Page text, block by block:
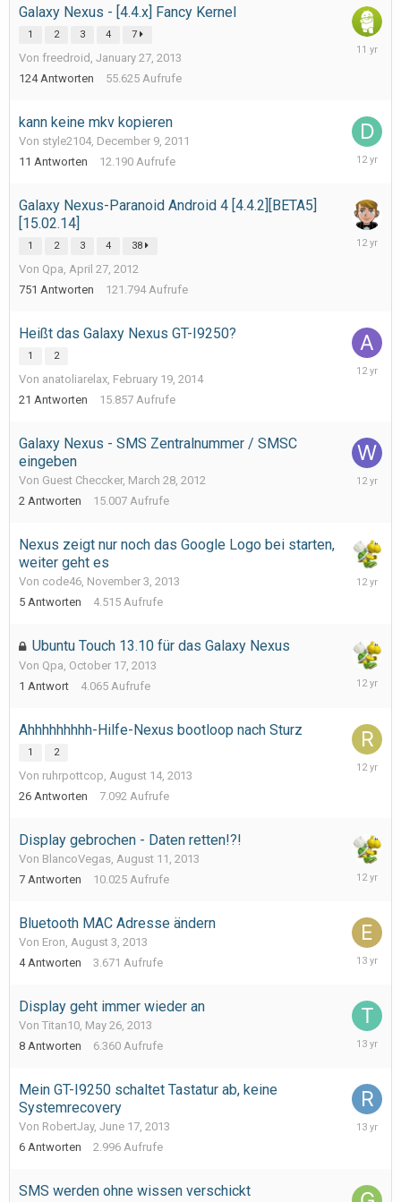
Galaxy Nexus - [4.4.x] Fancy Kernel
1 2 3 4 7
Von freedroid, January 27, 2013
124 Antworten 55.625 Aufrufe
October
kann keine mkv kopieren
Von style2104, December 9, 2011
11 Antworten 12.190 Aufrufe
July
Galaxy Nexus-Paranoid Android 4 [4.4.2][BETA5]
[15.02.14]
1 2 3 4 38
Von Qpa, April 27, 2012
751 Antworten 121.794 Aufrufe
May
Heißt das Galaxy Nexus GT-I9250?
1 2
Von anatoliarelax, February 19, 2014
21 Antworten 15.857 Aufrufe
February
Galaxy Nexus - SMS Zentralnummer / SMSC
eingeben
Von Guest Checcker, March 28, 2012
2 Antworten 15.007 Aufrufe
Nexus zeigt nur noch das Google Logo bei starten,
weiter geht es
Von code46, November 3, 2013
5 Antworten 4.515 Aufrufe
Ubuntu Touch 13.10 für das Galaxy Nexus
Von Qpa, October 17, 2013
1 Antwort 4.065 Aufrufe
October
Ahhhhhhhhh-Hilfe-Nexus bootloop nach Sturz
1 2
Von ruhrpottcop, August 14, 2013
26 Antworten 7.092 Aufrufe
August
Display gebrochen - Daten retten!?!
Von BlancoVegas, August 11, 2013
7 Antworten 10.025 Aufrufe
August
Bluetooth MAC Adresse ändern
Von Eron, August 3, 2013
4 Antworten 3.671 Aufrufe
August
Display geht immer wieder an
Von Titan10, May 26, 2013
8 Antworten 6.360 Aufrufe
July
Mein GT-I9250 schaltet Tastatur ab, keine
Systemrecovery
Von RobertJay, June 17, 2013
6 Antworten 2.996 Aufrufe
June
SMS werden ohne wissen verschickt